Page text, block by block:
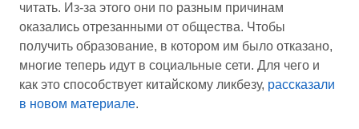
читать. Из-за этого они по разным причинам
оказались отрезанными от общества. Чтобы
получить образование, в котором им было отказано,
многие теперь идут в социальные сети. Для чего и
как это способствует китайскому ликбезу, рассказали
в новом материале.